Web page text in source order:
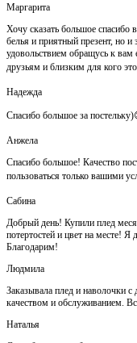
Маргарита
Хочу сказать большое спасибо
белья и приятный презент, но
удовольствием обращусь к вам
друзьям и близким для кого
Надежда
Спасибо большое за
Анжела
Спасибо большое! Качество
пользоваться только вашими
Сабина
Добрый день! Купили плед
потертостей и цвет на месте!
Благодарим!
Людмила
Заказывала плед и наволочки
качеством и обслуживанием.
Наталья